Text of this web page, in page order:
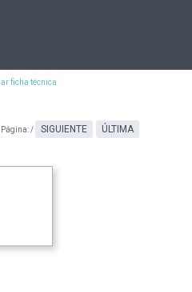
ficha técnica
Página:/ SIGUIENTE ÚLTIMA